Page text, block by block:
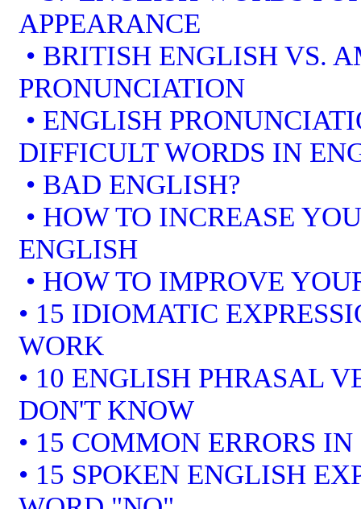
APPEARANCE
• BRITISH ENGLISH VS.
PRONUNCIATION
• ENGLISH
DIFFICULT WORDS IN
• BAD ENGLISH?
• HOW TO INCREASE
ENGLISH
• HOW TO IMPROVE
• 15 IDIOMATIC
WORK
• 10 ENGLISH PHRASAL
DON'T KNOW
• 15 COMMON ERRORS
• 15 SPOKEN ENGLISH